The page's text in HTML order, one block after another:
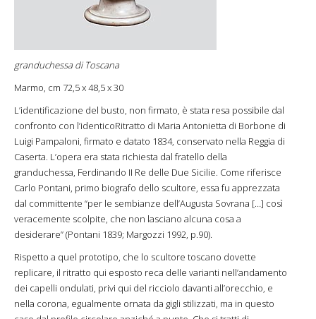
granduchessa di Toscana
Marmo, cm 72,5 x 48,5 x 30
L’identificazione del busto, non firmato, è stata resa possibile dal
confronto con l’identicoRitratto di Maria Antonietta di Borbone di
Luigi Pampaloni, firmato e datato 1834, conservato nella Reggia di
Caserta. L’opera era stata richiesta dal fratello della
granduchessa, Ferdinando II Re delle Due Sicilie. Come riferisce
Carlo Pontani, primo biografo dello scultore, essa fu apprezzata
dal committente “per le sembianze dell’Augusta Sovrana […] così
veracemente scolpite, che non lasciano alcuna cosa a
desiderare” (Pontani 1839; Margozzi 1992, p.90).
Rispetto a quel prototipo, che lo scultore toscano dovette
replicare, il ritratto qui esposto reca delle varianti nell’andamento
dei capelli ondulati, privi qui del ricciolo davanti all’orecchio, e
nella corona, egualmente ornata da gigli stilizzati, ma in questo